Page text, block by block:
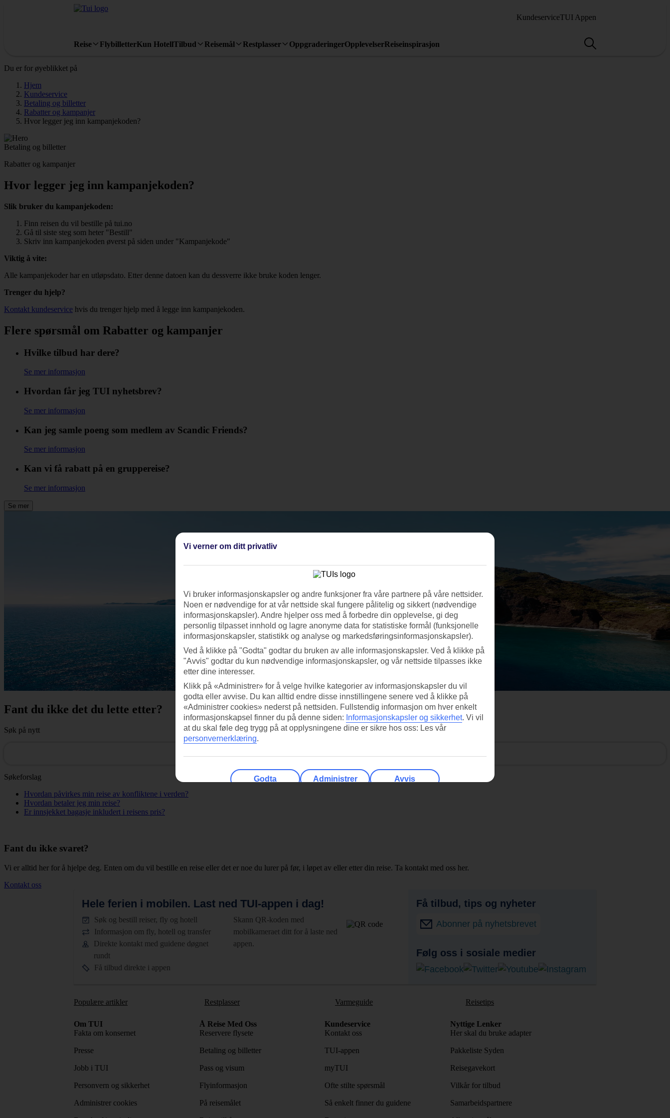
KundeserviceTUI Appen
Reise FlybilletterKun HotellTilbud Reisemål Restplasser OppgraderingerOpplevelserReiseinspirasjon
Du er for øyeblikket på
Hjem
Kundeservice
Betaling og billetter
Rabatter og kampanjer
Hvor legger jeg inn kampanjekoden?
Betaling og billetter
Rabatter og kampanjer
Hvor legger jeg inn kampanjekoden?
Slik bruker du kampanjekoden:
Finn reisen du vil bestille på tui.no
Gå til siste steg som heter "Bestill"
Skriv inn kampanjekoden øverst på siden under "Kampanjekode"
Viktig å vite:
Alle kampanjekoder har en utløpsdato. Etter denne datoen kan du dessverre ikke bruke koden lenger.
Trenger du hjelp?
Kontakt kundeservice hvis du trenger hjelp med å legge inn kampanjekoden.
Flere spørsmål om Rabatter og kampanjer
Hvilke tilbud har dere?
Se mer informasjon
Hvordan får jeg TUI nyhetsbrev?
Se mer informasjon
Kan jeg samle poeng som medlem av Scandic Friends?
Se mer informasjon
Kan vi få rabatt på en gruppereise?
Se mer informasjon
Se mer
Fant du ikke det du lette etter?
Søk på nytt
Søkeforslag
Hvordan påvirkes min reise av konfliktene i verden?
Hvordan betaler jeg min reise?
Er innsjekket bagasje inkludert i reisens pris?
Fant du ikke svaret?
Vi er alltid her for å hjelpe deg. Enten om du vil bestille en reise eller det er noe du lurer på før, i løpet av eller etter din reise. Ta kontakt med oss her.
Kontakt oss
Hele ferien i mobilen. Last ned TUI-appen i dag!
Søk og bestill reiser, fly og hotell
Informasjon om fly, hotell og transfer
Direkte kontakt med guidene døgnet
rundt
Få tilbud direkte i appen
Skann QR-koden med
mobilkameraet ditt for å laste ned
appen.
Få tilbud, tips og nyheter
Abonner på nyhetsbrevet
Følg oss i sosiale medier
Populære artikler Restplasser Varmeguide Reisetips
Om TUI
Fakta om konsernet
Presse
Jobb i TUI
Personvern og sikkerhet
Administrer cookies
Å Reise Med Oss
Reservere flysete
Betaling og billetter
Pass og visum
Flyinformasjon
På reisemålet
Kundeservice
Kontakt oss
TUI-appen
myTUI
Ofte stilte spørsmål
Så enkelt finner du guidene
Nyttige Lenker
Her skal du bruke adapter
Pakkeliste Syden
Reisegavekort
Vilkår for tilbud
Samarbeidspartnere
Vi verner om ditt privatliv
Vi bruker informasjonskapsler og andre funksjoner fra våre partnere på våre nettsider.
Noen er nødvendige for at vår nettside skal fungere pålitelig og sikkert (nødvendige
informasjonskapsler). Andre hjelper oss med å forbedre din opplevelse, gi deg
personlig tilpasset innhold og lagre anonyme data for statistiske formål (funksjonelle
informasjonskapsler, statistikk og analyse og markedsføringsinformasjonskapsler).
Ved å klikke på "Godta" godtar du bruken av alle informasjonskapsler. Ved å klikke på
"Avvis" godtar du kun nødvendige informasjonskapsler, og vår nettside tilpasses ikke
etter dine interesser.
Klikk på «Administrer» for å velge hvilke kategorier av informasjonskapsler du vil
godta eller avvise. Du kan alltid endre disse innstillingene senere ved å klikke på
«Administrer cookies» nederst på nettsiden. Fullstendig informasjon om hver enkelt
informasjonskapsel finner du på denne siden: Informasjonskapsler og sikkerhet. Vi vil
at du skal føle deg trygg på at opplysningene dine er sikre hos oss: Les vår
personvernerklæring.
Godta Administrer Avvis